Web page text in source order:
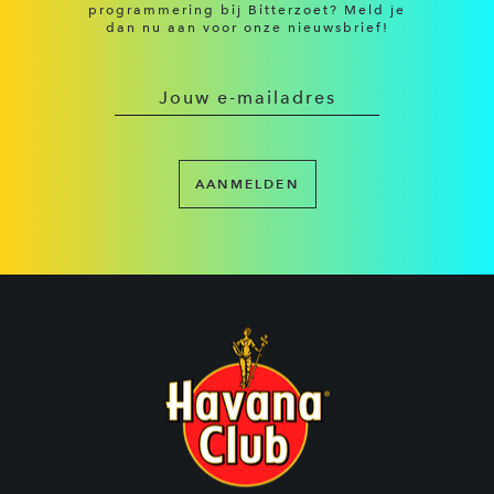
programmering bij Bitterzoet? Meld je
dan nu aan voor onze nieuwsbrief!
AANMELDEN